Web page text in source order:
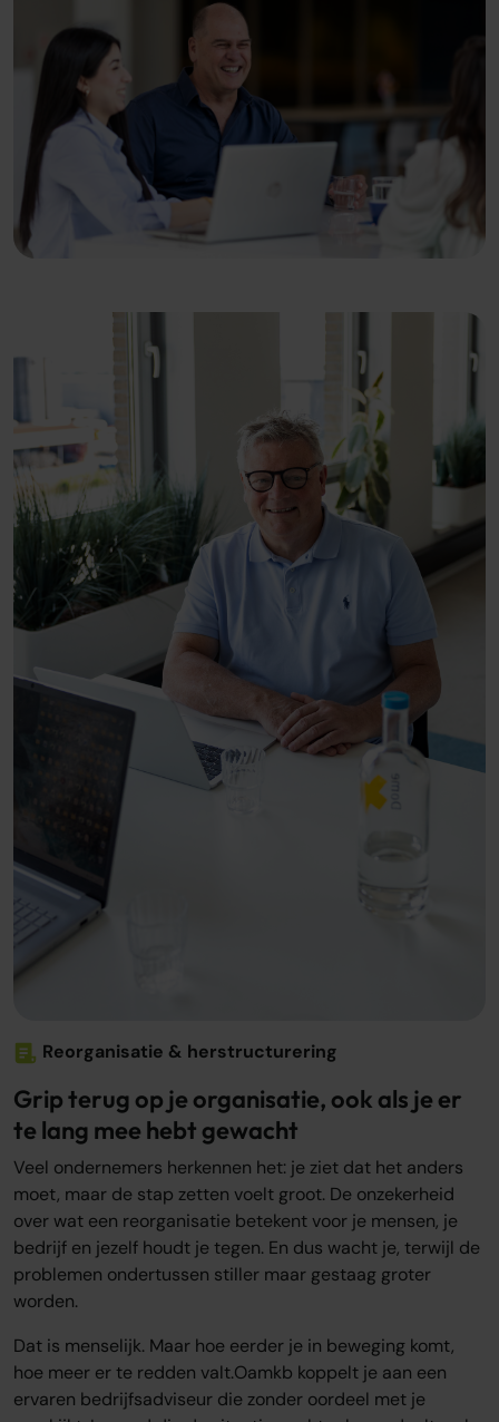
Reorganisatie & herstructurering
Grip terug op je organisatie, ook als je er
te lang mee hebt gewacht
Veel ondernemers herkennen het: je ziet dat het anders
moet, maar de stap zetten voelt groot. De onzekerheid
over wat een reorganisatie betekent voor je mensen, je
bedrijf en jezelf houdt je tegen. En dus wacht je, terwijl de
problemen ondertussen stiller maar gestaag groter
worden.
Dat is menselijk. Maar hoe eerder je in beweging komt,
hoe meer er te redden valt.Oamkb koppelt je aan een
ervaren bedrijfsadviseur die zonder oordeel met je